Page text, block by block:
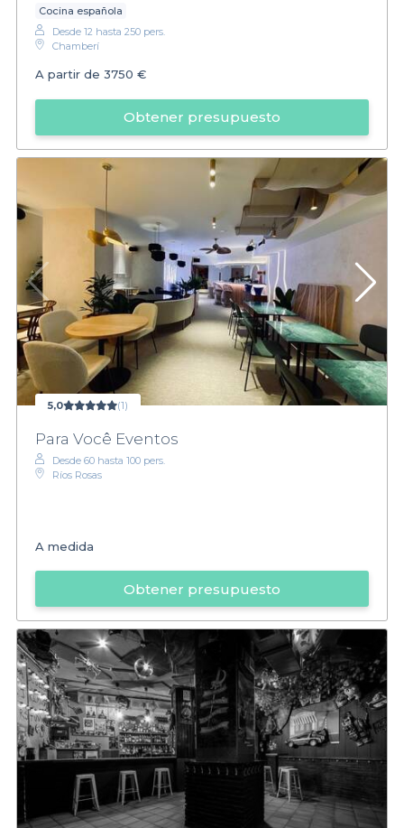
Cocina española
Desde 12 hasta 250 pers.
Chamberí
A partir de 3750 €
Obtener presupuesto
5,0 (1)
Para Você Eventos
Desde 60 hasta 100 pers.
Ríos Rosas
A medida
Obtener presupuesto